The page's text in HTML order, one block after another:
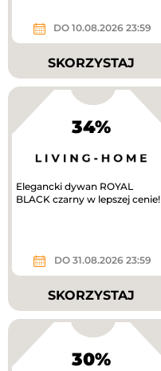
DO 10.08.2026 23:59
SKORZYSTAJ
34%
Elegancki dywan ROYAL
BLACK czarny w lepszej cenie!
DO 31.08.2026 23:59
SKORZYSTAJ
30%